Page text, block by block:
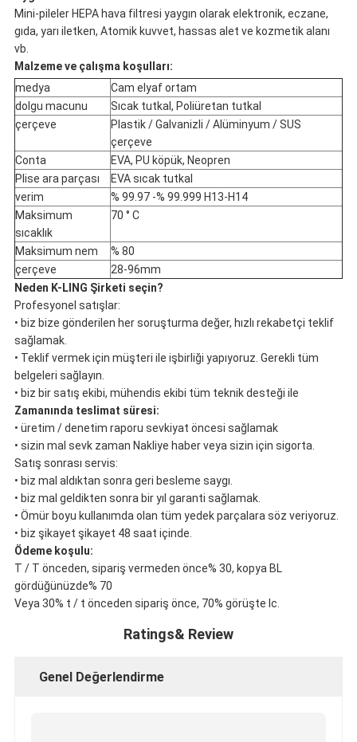
Mini-pileler HEPA hava filtresi yaygın olarak elektronik, eczane,
gıda, yarı iletken, Atomik kuvvet, hassas alet ve kozmetik alanı
vb.
Malzeme ve çalışma koşulları:
medya
Cam elyaf ortam
dolgu macunu
Sıcak tutkal, Poliüretan tutkal
çerçeve
Plastik / Galvanizli / Alüminyum / SUS
çerçeve
Conta
EVA, PU köpük, Neopren
Plise ara parçası
EVA sıcak tutkal
verim
% 99.97 -% 99.999 H13-H14
Maksimum
sıcaklık
70 ° C
Maksimum nem
% 80
çerçeve
28-96mm
Neden K-LING Şirketi seçin?
Profesyonel satışlar:
• biz bize gönderilen her soruşturma değer, hızlı rekabetçi teklif
sağlamak.
• Teklif vermek için müşteri ile işbirliği yapıyoruz. Gerekli tüm
belgeleri sağlayın.
• biz bir satış ekibi, mühendis ekibi tüm teknik desteği ile
Zamanında teslimat süresi:
• üretim / denetim raporu sevkiyat öncesi sağlamak
• sizin mal sevk zaman Nakliye haber veya sizin için sigorta.
Satış sonrası servis:
• biz mal aldıktan sonra geri besleme saygı.
• biz mal geldikten sonra bir yıl garanti sağlamak.
• Ömür boyu kullanımda olan tüm yedek parçalara söz veriyoruz.
• biz şikayet şikayet 48 saat içinde.
Ödeme koşulu:
T / T önceden, sipariş vermeden önce% 30, kopya BL
gördüğünüzde% 70
Veya 30% t / t önceden sipariş önce, 70% görüşte lc.
Ratings& Review
Genel Değerlendirme